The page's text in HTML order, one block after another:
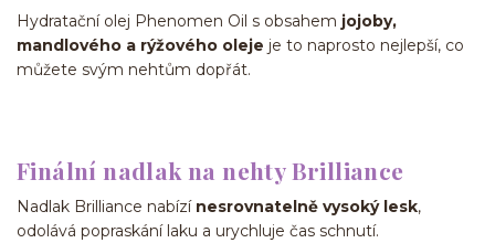
Hydratační olej Phenomen Oil s obsahem jojoby,
mandlového a rýžového oleje je to naprosto nejlepší, co
můžete svým nehtům dopřát.
Finální nadlak na nehty Brilliance
Nadlak Brilliance nabízí nesrovnatelně vysoký lesk,
odolává popraskání laku a urychluje čas schnutí.